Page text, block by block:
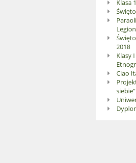
Klasa
2018
Klasy
Ciao
siebie”